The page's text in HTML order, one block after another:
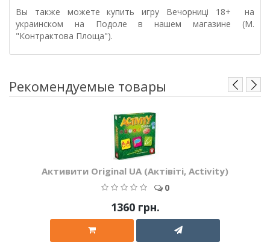
Вы также можете купить игру Вечорниці 18+ на
украинском на Подоле в нашем магазине (М.
"Контрактова Площа").
Рекомендуемые товары
Активити Original UA (Актівіті, Activity)
0
1360 грн.